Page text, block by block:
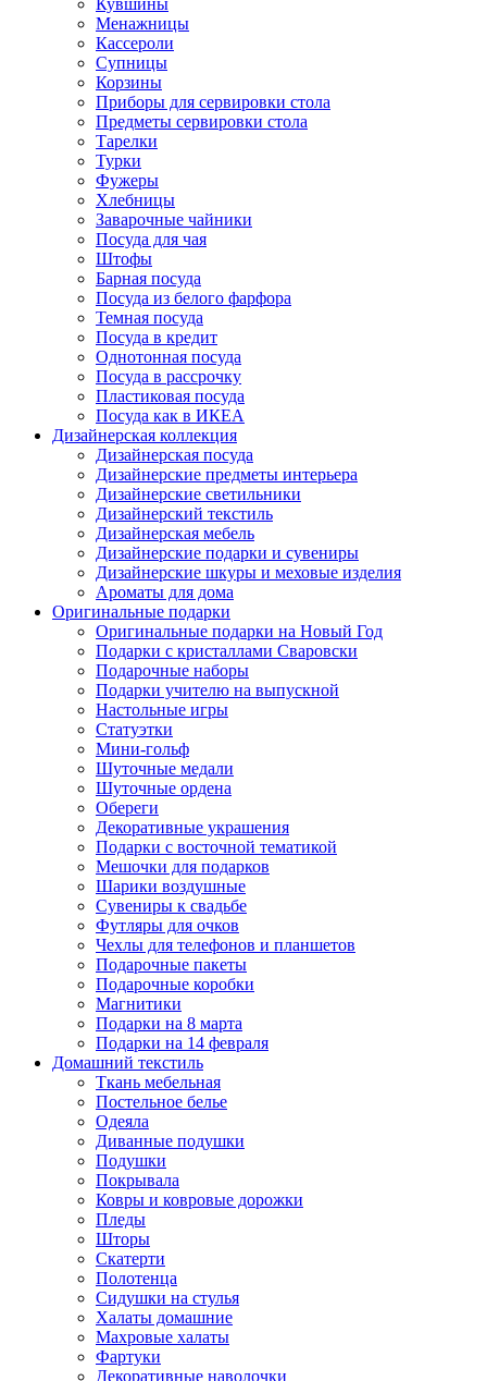
Кувшины
Менажницы
Кассероли
Супницы
Корзины
Приборы для сервировки стола
Предметы сервировки стола
Тарелки
Турки
Фужеры
Хлебницы
Заварочные чайники
Посуда для чая
Штофы
Барная посуда
Посуда из белого фарфора
Темная посуда
Посуда в кредит
Однотонная посуда
Посуда в рассрочку
Пластиковая посуда
Посуда как в ИКЕА
Дизайнерская коллекция
Дизайнерская посуда
Дизайнерские предметы интерьера
Дизайнерские светильники
Дизайнерский текстиль
Дизайнерская мебель
Дизайнерские подарки и сувениры
Дизайнерские шкуры и меховые изделия
Ароматы для дома
Оригинальные подарки
Оригинальные подарки на Новый Год
Подарки с кристаллами Сваровски
Подарочные наборы
Подарки учителю на выпускной
Настольные игры
Статуэтки
Мини-гольф
Шуточные медали
Шуточные ордена
Обереги
Декоративные украшения
Подарки с восточной тематикой
Мешочки для подарков
Шарики воздушные
Сувениры к свадьбе
Футляры для очков
Чехлы для телефонов и планшетов
Подарочные пакеты
Подарочные коробки
Магнитики
Подарки на 8 марта
Подарки на 14 февраля
Домашний текстиль
Ткань мебельная
Постельное белье
Одеяла
Диванные подушки
Подушки
Покрывала
Ковры и ковровые дорожки
Пледы
Шторы
Скатерти
Полотенца
Сидушки на стулья
Халаты домашние
Махровые халаты
Фартуки
Декоративные наволочки